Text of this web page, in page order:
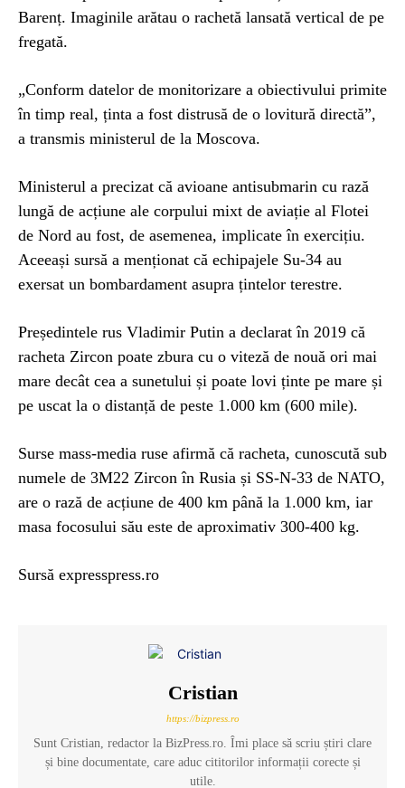
Barenț. Imaginile arătau o rachetă lansată vertical de pe
fregată.
„Conform datelor de monitorizare a obiectivului primite
în timp real, ținta a fost distrusă de o lovitură directă”,
a transmis ministerul de la Moscova.
Ministerul a precizat că avioane antisubmarin cu rază
lungă de acțiune ale corpului mixt de aviație al Flotei
de Nord au fost, de asemenea, implicate în exercițiu.
Aceeași sursă a menționat că echipajele Su-34 au
exersat un bombardament asupra țintelor terestre.
Președintele rus Vladimir Putin a declarat în 2019 că
racheta Zircon poate zbura cu o viteză de nouă ori mai
mare decât cea a sunetului și poate lovi ținte pe mare și
pe uscat la o distanță de peste 1.000 km (600 mile).
Surse mass-media ruse afirmă că racheta, cunoscută sub
numele de 3M22 Zircon în Rusia și SS-N-33 de NATO,
are o rază de acțiune de 400 km până la 1.000 km, iar
masa focosului său este de aproximativ 300-400 kg.
Sursă expresspress.ro
Cristian
https://bizpress.ro
Sunt Cristian, redactor la BizPress.ro. Îmi place să scriu știri clare
și bine documentate, care aduc cititorilor informații corecte și
utile.